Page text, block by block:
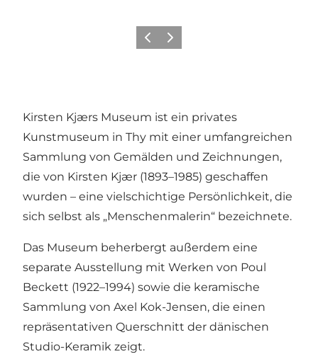
ZurückWeiter
Kirsten Kjærs Museum ist ein privates
Kunstmuseum in Thy mit einer umfangreichen
Sammlung von Gemälden und Zeichnungen,
die von Kirsten Kjær (1893–1985) geschaffen
wurden – eine vielschichtige Persönlichkeit, die
sich selbst als „Menschenmalerin“ bezeichnete.
Das Museum beherbergt außerdem eine
separate Ausstellung mit Werken von Poul
Beckett (1922–1994) sowie die keramische
Sammlung von Axel Kok-Jensen, die einen
repräsentativen Querschnitt der dänischen
Studio-Keramik zeigt.